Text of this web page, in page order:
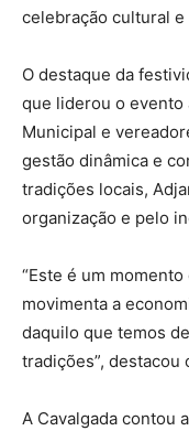
celebração cultural e
O destaque da
que liderou o evento
Municipal e
gestão dinâmica e
tradições locais,
organização e pelo
“Este é um
movimenta a
daquilo que temos
tradições”,
A Cavalgada contou